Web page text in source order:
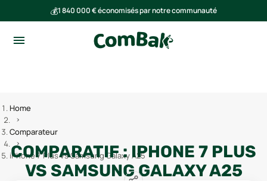
💰1 840 000 € économisés par notre communauté
Home
Comparateur
iPhone 7 Plus vs Samsung Galaxy A25
COMPARATIF :IPHONE 7 PLUS
VS SAMSUNG GALAXY A25